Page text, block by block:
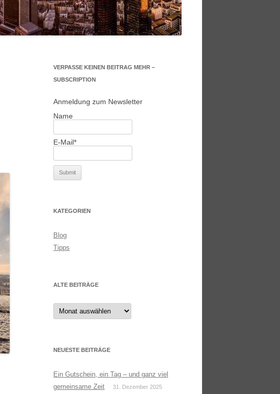
VERPASSE KEINEN BEITRAG MEHR –
SUBSCRIPTION
Anmeldung zum Newsletter
Name
E-Mail*
KATEGORIEN
Blog
Tipps
ALTE BEITRÄGE
Alte
Beiträge
NEUESTE BEITRÄGE
Ein Gutschein, ein Tag – und ganz viel
gemeinsame Zeit
31. Dezember 2025